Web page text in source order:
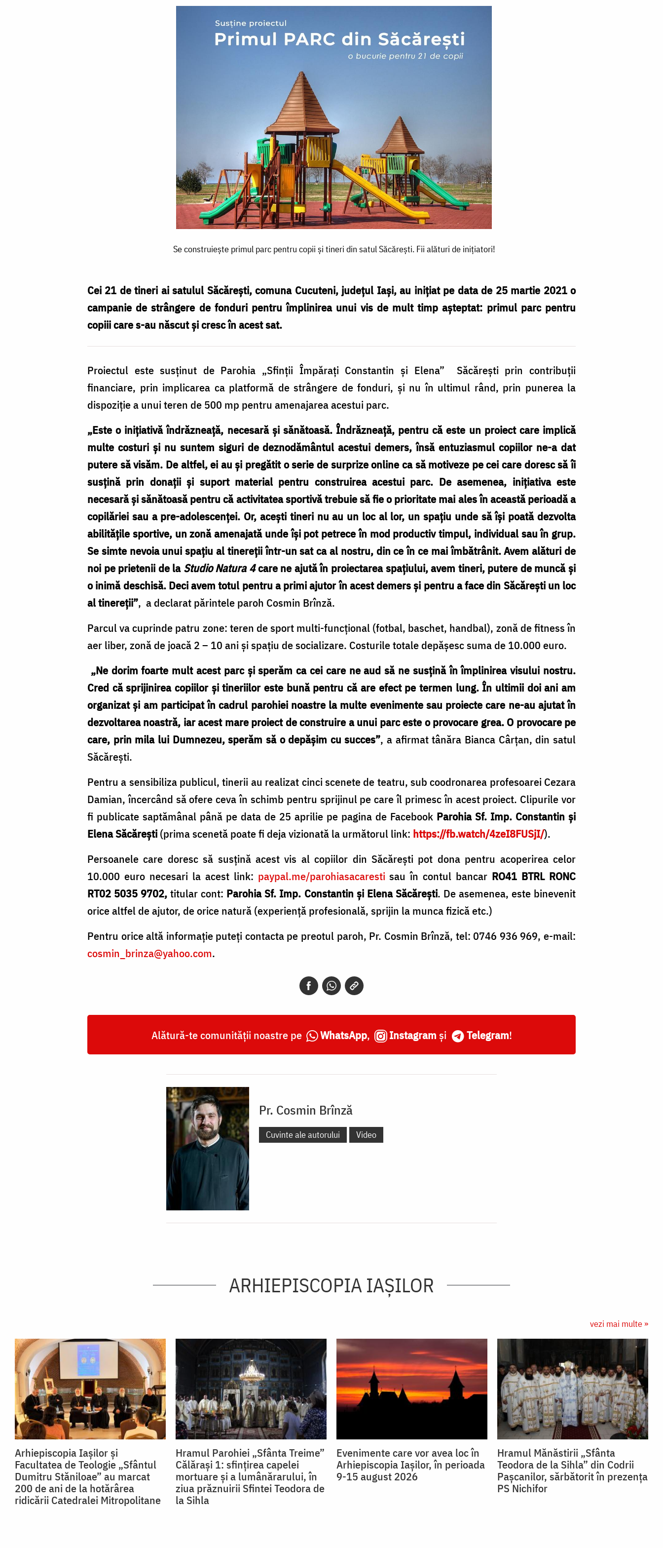
Se construiește primul parc pentru copii și tineri din satul Săcărești. Fii alături de inițiatori!
Cei 21 de tineri ai satulul Săcărești, comuna Cucuteni, județul Iași, au inițiat pe data de 25 martie 2021 o
campanie de strângere de fonduri pentru împlinirea unui vis de mult timp așteptat: primul parc pentru
copiii care s-au născut și cresc în acest sat.
Proiectul este susținut de Parohia „Sfinții Împărați Constantin și Elena” Săcărești prin contribuții
financiare, prin implicarea ca platformă de strângere de fonduri, și nu în ultimul rând, prin punerea la
dispoziție a unui teren de 500 mp pentru amenajarea acestui parc.
„Este o inițiativă îndrăzneață, necesară și sănătoasă. Îndrăzneață, pentru că este un proiect care implică
multe costuri și nu suntem siguri de deznodământul acestui demers, însă entuziasmul copiilor ne-a dat
putere să visăm. De altfel, ei au și pregătit o serie de surprize online ca să motiveze pe cei care doresc să îi
susțină prin donații și suport material pentru construirea acestui parc. De asemenea, inițiativa este
necesară și sănătoasă pentru că activitatea sportivă trebuie să fie o prioritate mai ales în această perioadă a
copilăriei sau a pre-adolescenței. Or, acești tineri nu au un loc al lor, un spațiu unde să își poată dezvolta
abilitățile sportive, un zonă amenajată unde își pot petrece în mod productiv timpul, individual sau în grup.
Se simte nevoia unui spațiu al tinereții într-un sat ca al nostru, din ce în ce mai îmbătrânit. Avem alături de
noi pe prietenii de la Studio Natura 4care ne ajută în proiectarea spațiului, avem tineri, putere de muncă și
o inimă deschisă. Deci avem totul pentru a primi ajutor în acest demers și pentru a face din Săcărești un loc
al tinereții”, a declarat părintele paroh Cosmin Brînză.
Parcul va cuprinde patru zone: teren de sport multi-funcțional (fotbal, baschet, handbal), zonă de fitness în
aer liber, zonă de joacă 2 – 10 ani și spațiu de socializare. Costurile totale depășesc suma de 10.000 euro.
„Ne dorim foarte mult acest parc și sperăm ca cei care ne aud să ne susțină în împlinirea visului nostru.
Cred că sprijinirea copiilor și tineriilor este bună pentru că are efect pe termen lung. În ultimii doi ani am
organizat și am participat în cadrul parohiei noastre la multe evenimente sau proiecte care ne-au ajutat în
dezvoltarea noastră, iar acest mare proiect de construire a unui parc este o provocare grea. O provocare pe
care, prin mila lui Dumnezeu, sperăm să o depășim cu succes”, a afirmat tânăra Bianca Cârțan, din satul
Săcărești.
Pentru a sensibiliza publicul, tinerii au realizat cinci scenete de teatru, sub coodronarea profesoarei Cezara
Damian, încercând să ofere ceva în schimb pentru sprijinul pe care îl primesc în acest proiect. Clipurile vor
fi publicate saptămânal până pe data de 25 aprilie pe pagina de Facebook Parohia Sf. Imp. Constantin și
Elena Săcărești (prima scenetă poate fi deja vizionată la următorul link: https://fb.watch/4zeI8FUSjI/).
Persoanele care doresc să susțină acest vis al copiilor din Săcărești pot dona pentru acoperirea celor
10.000 euro necesari la acest link: paypal.me/parohiasacaresti sau în contul bancar RO41 BTRL RONC
RT02 5035 9702, titular cont: Parohia Sf. Imp. Constantin și Elena Săcărești. De asemenea, este binevenit
orice altfel de ajutor, de orice natură (experiență profesională, sprijin la munca fizică etc.)
Pentru orice altă informație puteți contacta pe preotul paroh, Pr. Cosmin Brînză, tel: 0746 936 969, e-mail:
cosmin_brinza@yahoo.com.
Alătură-te comunității noastre pe WhatsApp, Instagram și Telegram!
Pr. Cosmin Brînză
Cuvinte ale autorului Video
ARHIEPISCOPIA IAŞILOR
vezi mai multe »
Arhiepiscopia Iașilor și
Facultatea de Teologie „Sfântul
Dumitru Stăniloae” au marcat
200 de ani de la hotărârea
ridicării Catedralei Mitropolitane
Hramul Parohiei „Sfânta Treime”
Călărași 1: sfințirea capelei
mortuare și a lumânărarului, în
ziua prăznuirii Sfintei Teodora de
la Sihla
Evenimente care vor avea loc în
Arhiepiscopia Iaşilor, în perioada
9-15 august 2026
Hramul Mănăstirii „Sfânta
Teodora de la Sihla” din Codrii
Pașcanilor, sărbătorit în prezența
PS Nichifor